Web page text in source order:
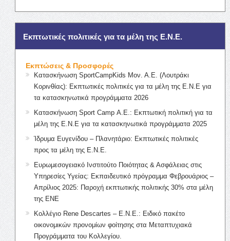
Εκπτωτικές πολιτικές για τα μέλη της Ε.Ν.Ε.
Εκπτώσεις & Προσφορές
Κατασκήνωση SportCampKids Μον. Α.Ε. (Λουτράκι
Κορινθίας): Εκπτωτικές πολιτικές για τα μέλη της Ε.Ν.Ε για
τα κατασκηνωτικά προγράμματα 2026
Κατασκήνωση Sport Camp Α.Ε.: Εκπτωτική πολιτική για τα
μέλη της Ε.Ν.Ε για τα κατασκηνωτικά προγράμματα 2025
Ίδρυμα Ευγενίδου – Πλανητάριο: Εκπτωτικές πολιτικές
προς τα μέλη της Ε.Ν.Ε.
Ευρωμεσογειακό Ινστιτούτο Ποιότητας & Ασφάλειας στις
Υπηρεσίες Υγείας: Εκπαιδευτικό πρόγραμμα Φεβρουάριος –
Απρίλιος 2025: Παροχή εκπτωτικής πολιτικής 30% στα μέλη
της ΕΝΕ
Κολλέγιο Rene Descartes – Ε.Ν.Ε.: Ειδικό πακέτο
οικονομικών προνομίων φοίτησης στα Μεταπτυχιακά
Προγράμματα του Κολλεγίου.